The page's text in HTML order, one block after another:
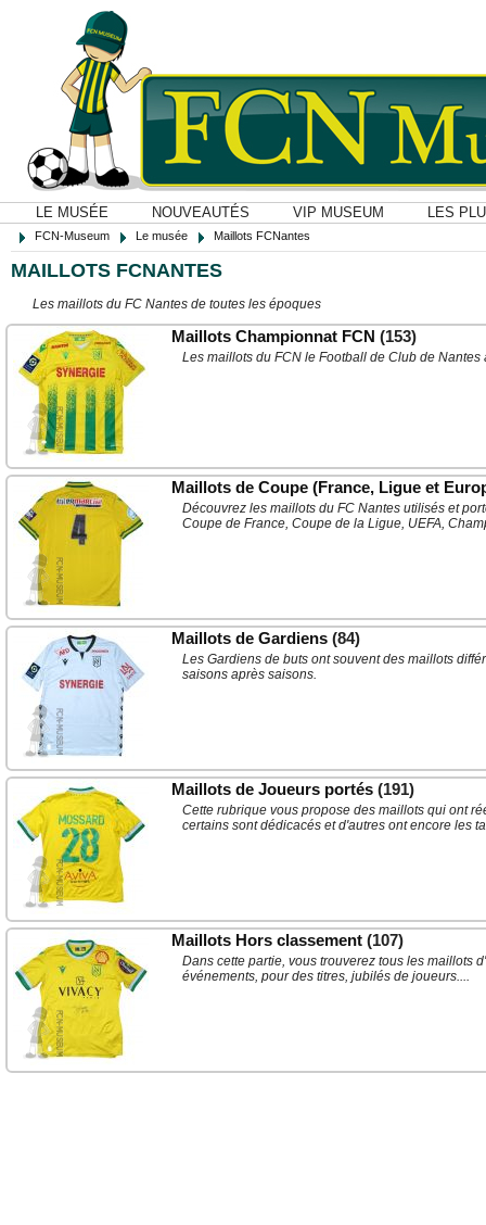
LE MUSÉE NOUVEAUTÉS VIP MUSEUM LES
FCN-Museum Le musée Maillots FCNantes
MAILLOTS FCNANTES
Les maillots du FC Nantes de toutes les époques
Maillots Championnat FCN (153)
Les maillots du FCN le Football de Club de
Maillots de Coupe (France, Ligue et
Découvrez les maillots du FC Nantes utilisés et
Coupe de France, Coupe de la Ligue, UEFA,
Maillots de Gardiens (84)
Les Gardiens de buts ont souvent des maillots
saisons après saisons.
Maillots de Joueurs portés (191)
Cette rubrique vous propose des maillots qui ont
certains sont dédicacés et d'autres ont encore les
Maillots Hors classement (107)
Dans cette partie, vous trouverez tous les maillots
événements, pour des titres, jubilés de joueurs....